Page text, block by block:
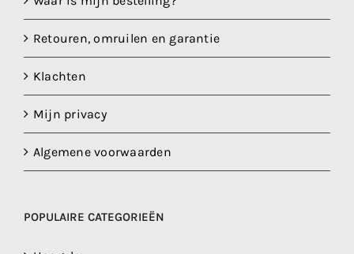
Retouren, omruilen en garantie
Klachten
Mijn privacy
Algemene voorwaarden
POPULAIRE CATEGORIEËN